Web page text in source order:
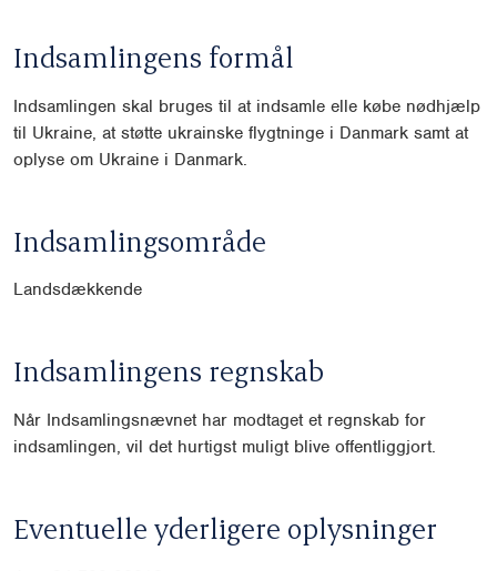
Indsamlingens formål
Indsamlingen skal bruges til at indsamle elle købe nødhjælp
til Ukraine, at støtte ukrainske flygtninge i Danmark samt at
oplyse om Ukraine i Danmark.
Indsamlingsområde
Landsdækkende
Indsamlingens regnskab
Når Indsamlingsnævnet har modtaget et regnskab for
indsamlingen, vil det hurtigst muligt blive offentliggjort.
Eventuelle yderligere oplysninger